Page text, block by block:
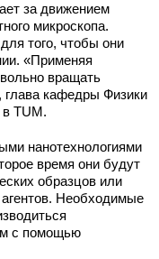
за движением
микроскопа.
того, чтобы они
«Применяя
вращать
кафедры Физики
в TUM.
нанотехнологиями
время они будут
образцов или
Необходимые
с помощью